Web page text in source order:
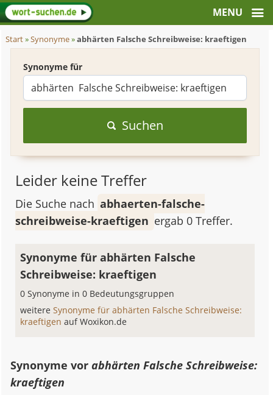
Start»Synonyme»abhärten Falsche Schreibweise: kraeftigen
Synonyme für
Suchen
Leider keine Treffer
Die Suche nach abhaerten-falsche-
schreibweise-kraeftigen ergab 0 Treffer.
Synonyme für abhärten Falsche
Schreibweise: kraeftigen
0 Synonyme in 0 Bedeutungsgruppen
weitereSynonyme für abhärten Falsche Schreibweise:
kraeftigenauf Woxikon.de
Synonyme vorabhärten Falsche Schreibweise:
kraeftigen